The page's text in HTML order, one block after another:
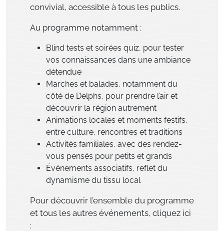
convivial, accessible à tous les publics.
Au programme notamment :
Blind tests et soirées quiz, pour tester
vos connaissances dans une ambiance
détendue
Marches et balades, notamment du
côté de Delphs, pour prendre l’air et
découvrir la région autrement
Animations locales et moments festifs,
entre culture, rencontres et traditions
Activités familiales, avec des rendez-
vous pensés pour petits et grands
Événements associatifs, reflet du
dynamisme du tissu local
Pour découvrir l’ensemble du programme
et tous les autres événements, cliquez ici
: